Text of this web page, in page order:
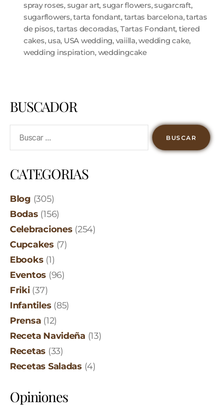
spray roses, sugar art, sugar flowers,sugarcraft,
sugarflowers,tarta fondant, tartas barcelona,tartas
de pisos,tartas decoradas, Tartas Fondant, tiered
cakes, usa, USA wedding, vaiilla,wedding cake,
wedding inspiration, weddingcake
BUSCADOR
CATEGORIAS
Blog (305)
Bodas (156)
Celebraciones (254)
Cupcakes (7)
Ebooks (1)
Eventos (96)
Friki(37)
Infantiles (85)
Prensa (12)
Receta Navideña (13)
Recetas (33)
Recetas Saladas (4)
Opiniones